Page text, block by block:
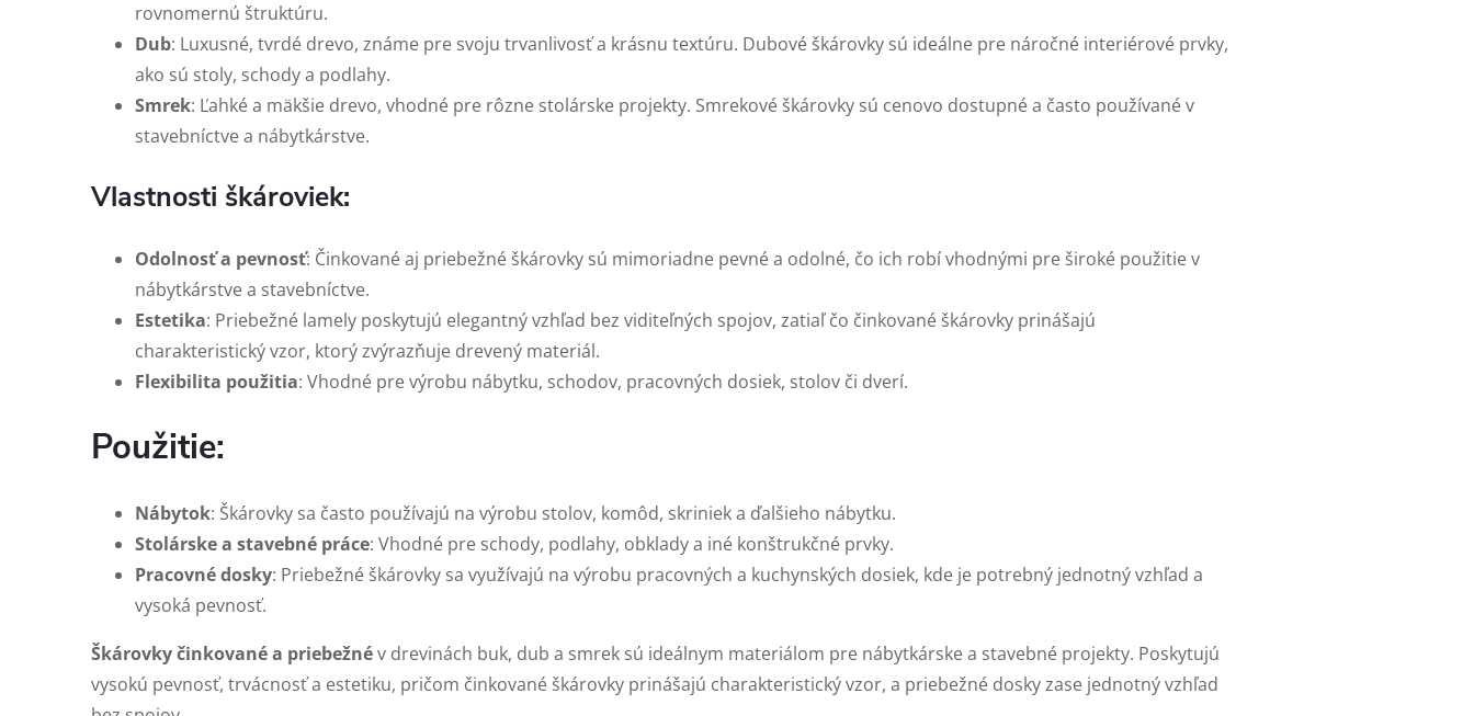
rovnomernú štruktúru.
Dub: Luxusné, tvrdé drevo, známe pre svoju trvanlivosť a krásnu textúru. Dubové škárovky sú ideálne pre náročné interiérové prvky,
ako sú stoly, schody a podlahy.
Smrek: Ľahké a mäkšie drevo, vhodné pre rôzne stolárske projekty. Smrekové škárovky sú cenovo dostupné a často používané v
stavebníctve a nábytkárstve.
Vlastnosti škároviek:
Odolnosť a pevnosť: Činkované aj priebežné škárovky sú mimoriadne pevné a odolné, čo ich robí vhodnými pre široké použitie v
nábytkárstve a stavebníctve.
Estetika: Priebežné lamely poskytujú elegantný vzhľad bez viditeľných spojov, zatiaľ čo činkované škárovky prinášajú
charakteristický vzor, ktorý zvýrazňuje drevený materiál.
Flexibilita použitia: Vhodné pre výrobu nábytku, schodov, pracovných dosiek, stolov či dverí.
Použitie:
Nábytok: Škárovky sa často používajú na výrobu stolov, komôd, skriniek a ďalšieho nábytku.
Stolárske a stavebné práce: Vhodné pre schody, podlahy, obklady a iné konštrukčné prvky.
Pracovné dosky: Priebežné škárovky sa využívajú na výrobu pracovných a kuchynských dosiek, kde je potrebný jednotný vzhľad a
vysoká pevnosť.
Škárovky činkované a priebežnév drevinách buk, dub a smrek sú ideálnym materiálom pre nábytkárske a stavebné projekty. Poskytujú
vysokú pevnosť, trvácnosť a estetiku, pričom činkované škárovky prinášajú charakteristický vzor, a priebežné dosky zase jednotný vzhľad